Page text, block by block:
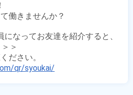
働きませんか？
になってお友達を紹介すると、
＞
qr/syoukai/